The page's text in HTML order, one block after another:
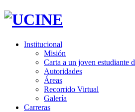
Institucional
Misión
Carta a un joven estudiante
Autoridades
Áreas
Recorrido Virtual
Galería
Carreras